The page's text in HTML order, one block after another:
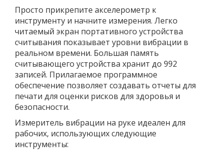
Просто прикрепите акселерометр к
инструменту и начните измерения. Легко
читаемый экран портативного устройства
считывания показывает уровни вибрации в
реальном времени. Большая память
считывающего устройства хранит до 992
записей. Прилагаемое программное
обеспечение позволяет создавать отчеты для
печати для оценки рисков для здоровья и
безопасности.
Измеритель вибрации на руке идеален для
рабочих, использующих следующие
инструменты: